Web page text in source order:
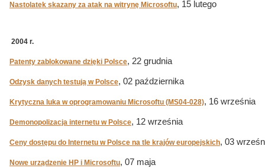
Nastolatek skazany za atak na witrynę Microsoftu, 15 lutego
2004 r.
Patenty zablokowane dzięki Polsce, 22 grudnia
Odzysk danych testują w Polsce, 02 października
Krytyczna luka w oprogramowaniu Microsoftu (MS04-028), 16 września
Demonopolizacja internetu w Polsce, 12 września
Ceny dostępu do Internetu w Polsce na tle krajów europejskich, 03
Nowe urządzenie HP i Microsoftu, 07 maja